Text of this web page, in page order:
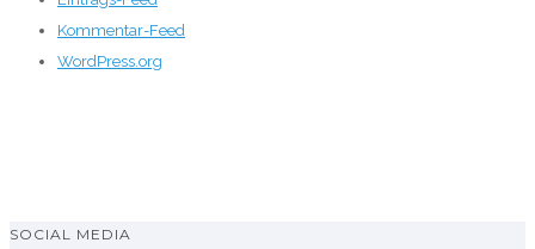
Kommentar-Feed
WordPress.org
SOCIAL MEDIA